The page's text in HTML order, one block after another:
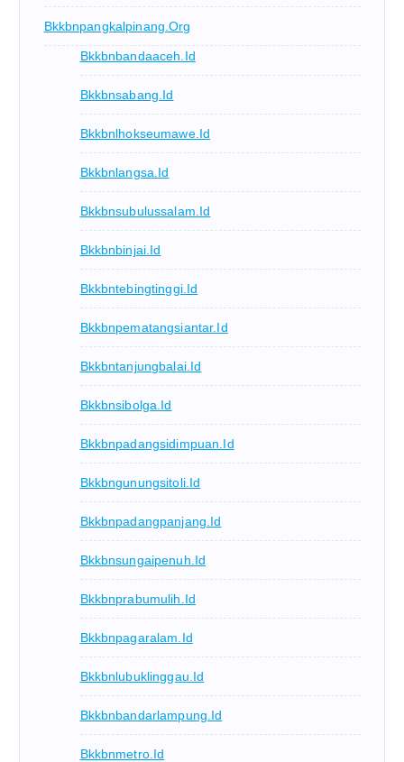
Bkkbnpangkalpinang.org
Bkkbnbandaaceh.id
Bkkbnsabang.id
Bkkbnlhokseumawe.id
Bkkbnlangsa.id
Bkkbnsubulussalam.id
Bkkbnbinjai.id
Bkkbntebingtinggi.id
Bkkbnpematangsiantar.id
Bkkbntanjungbalai.id
Bkkbnsibolga.id
Bkkbnpadangsidimpuan.id
Bkkbngunungsitoli.id
Bkkbnpadangpanjang.id
Bkkbnsungaipenuh.id
Bkkbnprabumulih.id
Bkkbnpagaralam.id
Bkkbnlubuklinggau.id
Bkkbnbandarlampung.id
Bkkbnmetro.id